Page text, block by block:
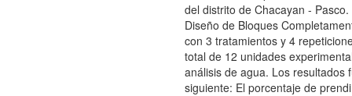
del distrito de Chacayan -
Diseño de Bloques
con 3 tratamientos y 4
total de 12 unidades
análisis de agua. Los resultados
siguiente: El porcentaje de